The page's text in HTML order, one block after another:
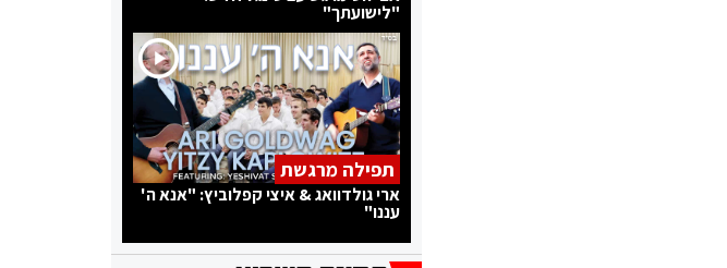
"לישועתך"
תפילה מרגשת
ארי גולדוואג & איצי קפלוביץ: "אנא ה'
עננו"